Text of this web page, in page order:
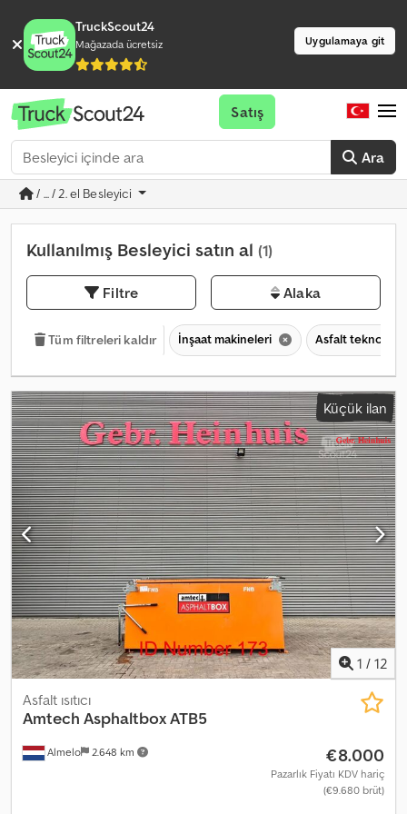
TruckScout24
Mağazada ücretsiz Uygulamaya git
Ara
Satış
/ ... / 2. el Besleyici
Kullanılmış Besleyici satın al (1)
Filtre Alaka
Tüm filtreleri kaldır İnşaat makineleri Asfalt
Küçük ilan
1 / 12
Almelo 2.648 km
Asfalt ısıtıcı
Amtech Asphaltbox ATB5
€8.000
Pazarlık Fiyatı KDV hariç
(€9.680 brüt)